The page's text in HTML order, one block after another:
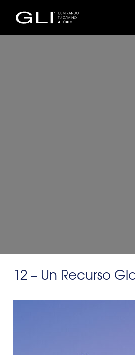
12 – Un Recurso